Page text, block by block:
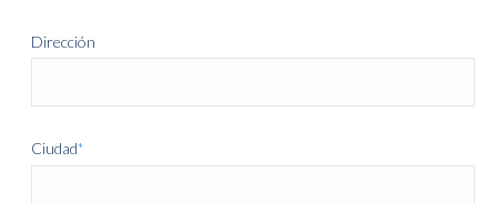
Dirección
Ciudad*